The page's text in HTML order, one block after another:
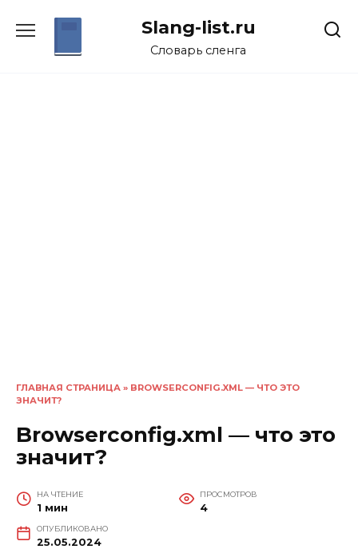
Slang-list.ru
Словарь сленга
ГЛАВНАЯ СТРАНИЦА » BROWSERCONFIG.XML — ЧТО ЭТО
ЗНАЧИТ?
Browserconfig.xml — что это
значит?
НА ЧТЕНИЕ
1 мин
ПРОСМОТРОВ
4
ОПУБЛИКОВАНО
25.05.2024